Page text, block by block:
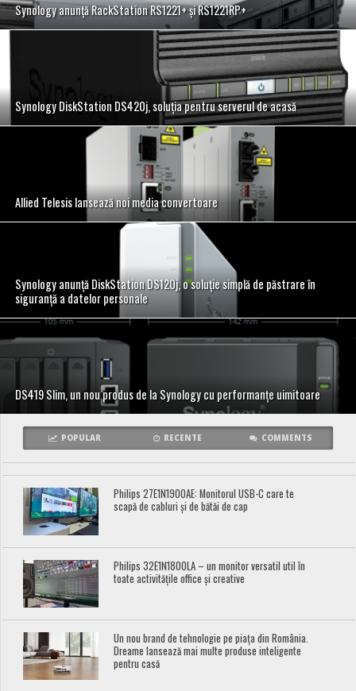
Synology anunţă RackStation RS1221+ şi RS1221RP+
Synology DiskStation DS420j, soluția pentru serverul de acasă
Allied Telesis lansează noi media convertoare
Synology anunţă DiskStation DS120j, o soluție simplă de păstrare în
siguranță a datelor personale
DS419 Slim, un nou produs de la Synology cu performanțe uimitoare
POPULAR RECENTE COMMENTS
Philips 27E1N1900AE: Monitorul USB-C care te
scapă de cabluri și de bătăi de cap
Philips 32E1N1800LA – un monitor versatil util în
toate activitățile office și creative
Un nou brand de tehnologie pe piața din România.
Dreame lansează mai multe produse inteligente
pentru casă